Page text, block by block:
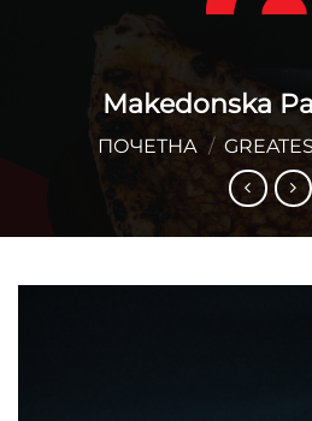
Makedonska
ПОЧЕТНА /